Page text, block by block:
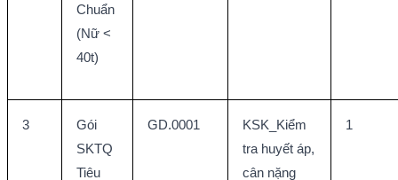
Chuẩn
(Nữ <
40t)
3
Gói
SKTQ
Tiêu
GD.0001
KSK_Kiểm
tra huyết áp,
cân nặng
1